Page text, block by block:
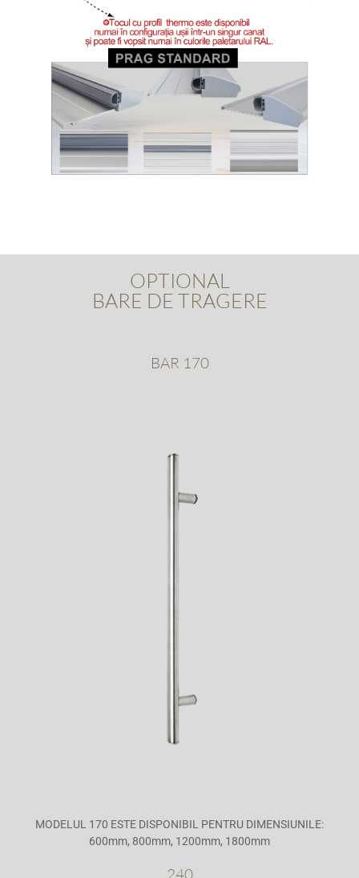
OPTIONAL
BARE DE TRAGERE
BAR 170
MODELUL 170 ESTE DISPONIBIL PENTRU DIMENSIUNILE:
600mm, 800mm, 1200mm, 1800mm
240